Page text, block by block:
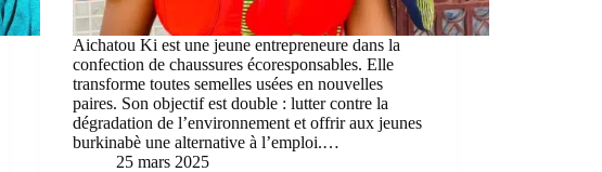
Aichatou Ki est une jeune entrepreneure dans la
confection de chaussures écoresponsables. Elle
transforme toutes semelles usées en nouvelles
paires. Son objectif est double : lutter contre la
dégradation de l’environnement et offrir aux jeunes
burkinabè une alternative à l’emploi.…
25 mars 2025